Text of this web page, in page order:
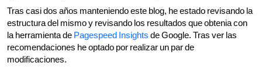
Tras casi dos años manteniendo este blog, he estado revisando la
estructura del mismo y revisando los resultados que obtenia con
la herramienta dePagespeed Insightsde Google. Tras ver las
recomendaciones he optado por realizar un par de
modificaciones.